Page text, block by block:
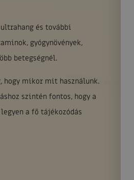
és további
gyógynövények,
betegségnél.
hogy mikor mit használunk.
szintén fontos, hogy a
a fő tájékozódás